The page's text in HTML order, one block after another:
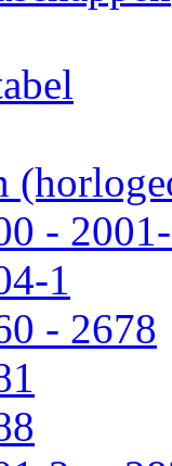
-
1
- 2678